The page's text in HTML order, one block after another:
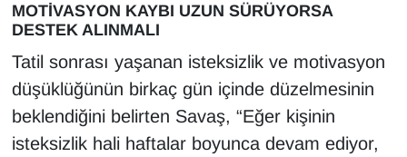
MOTİVASYON KAYBI UZUN SÜRÜYORSA
DESTEK ALINMALI
Tatil sonrası yaşanan isteksizlik ve motivasyon
düşüklüğünün birkaç gün içinde düzelmesinin
beklendiğini belirten Savaş, “Eğer kişinin
isteksizlik hali haftalar boyunca devam ediyor,